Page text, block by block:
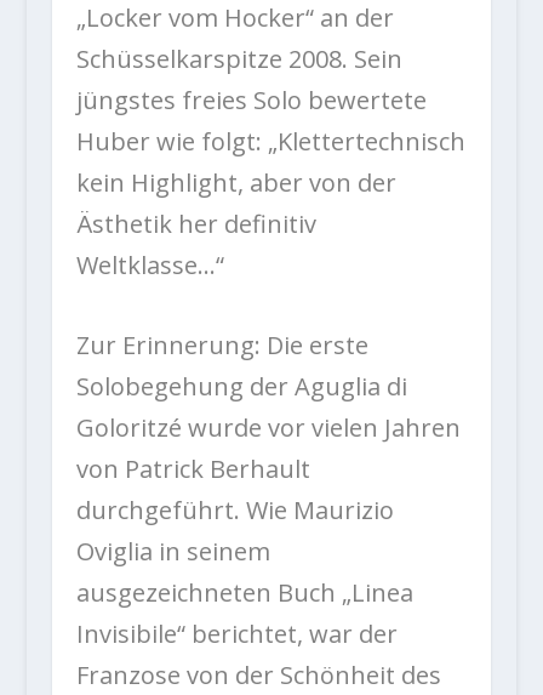
„Locker vom Hocker“ an der
Schüsselkarspitze 2008. Sein
jüngstes freies Solo bewertete
Huber wie folgt: „Klettertechnisch
kein Highlight, aber von der
Ästhetik her definitiv
Weltklasse…“
Zur Erinnerung: Die erste
Solobegehung der Aguglia di
Goloritzé wurde vor vielen Jahren
von Patrick Berhault
durchgeführt. Wie Maurizio
Oviglia in seinem
ausgezeichneten Buch „Linea
Invisibile“ berichtet, war der
Franzose von der Schönheit des